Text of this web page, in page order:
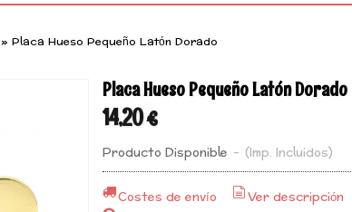
» Placa Hueso Pequeño Latón Dorado
Placa Hueso Pequeño Latón Dorado
14,20 €
Producto Disponible - (Imp. Incluidos)
Costes de envío
Ver descripción